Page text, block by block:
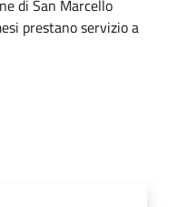
di San Marcello
prestano servizio a